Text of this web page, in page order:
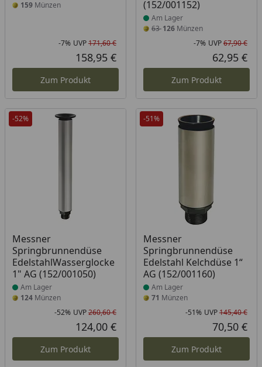
159 Münzen
Rabatt in Prozent
-7%
Ursprünglicher Preis
UVP171,60 €
Aktueller Preis
158,95 €
Zum Produkt
(152/001152)
Am Lager
63126Münzen
-7% UVP67,90 €
62,95 €
Zum Produkt
-52%
Messner
Springbrunnendüse
EdelstahlWasserglocke
1" AG (152/001050)
Produkt am Lager
Am Lager
124 Münzen
Rabatt in Prozent
-52%
Ursprünglicher Preis
UVP260,60 €
Aktueller Preis
124,00 €
Zum Produkt
-51%
Messner
Springbrunnendüse
Edelstahl Kelchdüse 1“
AG (152/001160)
Produkt am Lager
Am Lager
71 Münzen
-51% UVP145,40 €
70,50 €
Zum Produkt